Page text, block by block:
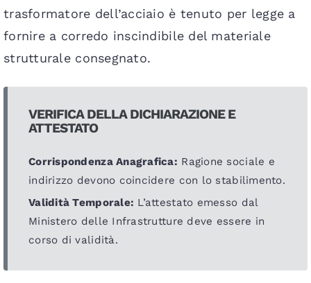
trasformatore dell’acciaio è tenuto per legge a
fornire a corredo inscindibile del materiale
strutturale consegnato.
VERIFICA DELLA DICHIARAZIONE E
ATTESTATO
Corrispondenza Anagrafica: Ragione sociale e
indirizzo devono coincidere con lo stabilimento.
Validità Temporale: L’attestato emesso dal
Ministero delle Infrastrutture deve essere in
corso di validità.